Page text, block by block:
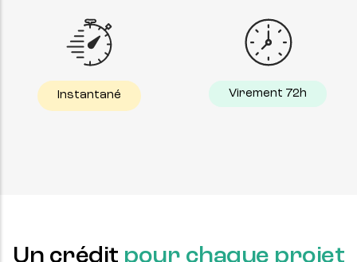
Instantané Virement 72h
Un crédit pour chaque projet